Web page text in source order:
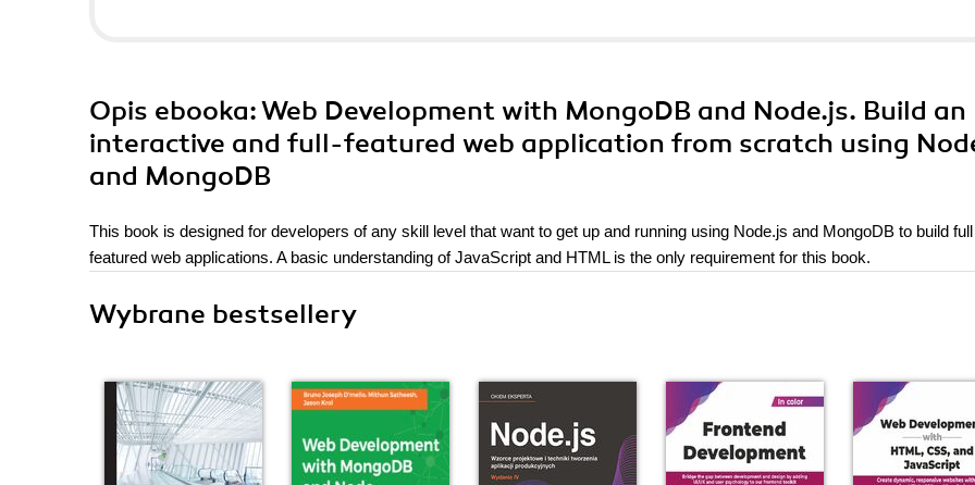
Opis ebooka: Web Development with MongoDB and Node.js. Build an
interactive and full-featured web application from scratch using
and MongoDB
This book is designed for developers of any skill level that want to get up and running using Node.js and MongoDB to build full
featured web applications. A basic understanding of JavaScript and HTML is the only requirement for this book.
Wybrane bestsellery